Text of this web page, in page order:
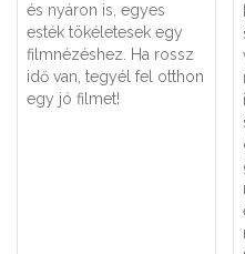
és nyáron is, egyes
esték tökéletesek egy
filmnézéshez. Ha rossz
idő van, tegyél fel otthon
egy jó filmet!